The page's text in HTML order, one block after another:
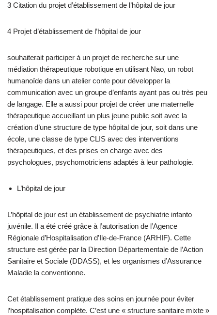
3 Citation du projet d’établissement de l’hôpital de jour
4 Projet d’établissement de l’hôpital de jour
souhaiterait participer à un projet de recherche sur une
médiation thérapeutique robotique en utilisant Nao, un robot
humanoïde dans un atelier conte pour développer la
communication avec un groupe d’enfants ayant pas ou très peu
de langage. Elle a aussi pour projet de créer une maternelle
thérapeutique accueillant un plus jeune public soit avec la
création d’une structure de type hôpital de jour, soit dans une
école, une classe de type CLIS avec des interventions
thérapeutiques, et des prises en charge avec des
psychologues, psychomotriciens adaptés à leur pathologie.
L’hôpital de jour
L’hôpital de jour est un établissement de psychiatrie infanto
juvénile. Il a été créé grâce à l’autorisation de l’Agence
Régionale d’Hospitalisation d’Ile-de-France (ARHIF). Cette
structure est gérée par la Direction Départementale de l’Action
Sanitaire et Sociale (DDASS), et les organismes d’Assurance
Maladie la conventionne.
Cet établissement pratique des soins en journée pour éviter
l’hospitalisation complète. C’est une « structure sanitaire mixte »